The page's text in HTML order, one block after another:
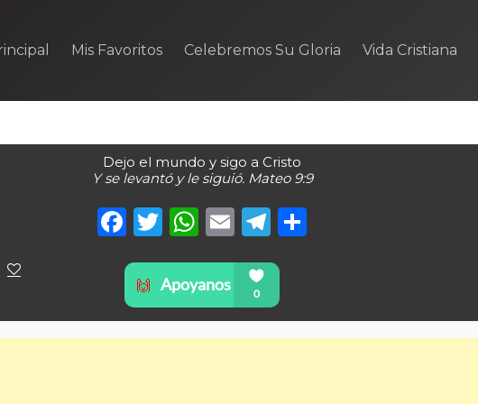
Mis Favoritos Celebremos Su Gloria Vida Cristiana
Dejo el mundo y sigo a Cristo
Y se levantó y le siguió. Mateo 9:9
Facebook
Twitter
WhatsApp
EmailTelegram